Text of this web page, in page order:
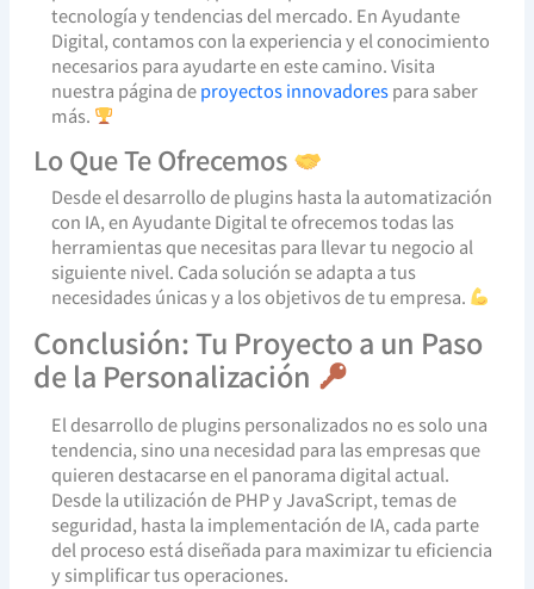
tecnología y tendencias del mercado. En Ayudante
Digital, contamos con la experiencia y el conocimiento
necesarios para ayudarte en este camino. Visita
nuestra página deproyectos innovadorespara saber
más.
Lo Que Te Ofrecemos
Desde el desarrollo de plugins hasta la automatización
con IA, en Ayudante Digital te ofrecemos todas las
herramientas que necesitas para llevar tu negocio al
siguiente nivel. Cada solución se adapta a tus
necesidades únicas y a los objetivos de tu empresa.
Conclusión: Tu Proyecto a un Paso
de la Personalización
El desarrollo de plugins personalizados no es solo una
tendencia, sino una necesidad para las empresas que
quieren destacarse en el panorama digital actual.
Desde la utilización de PHP y JavaScript, temas de
seguridad, hasta la implementación de IA, cada parte
del proceso está diseñada para maximizar tu eficiencia
y simplificar tus operaciones.